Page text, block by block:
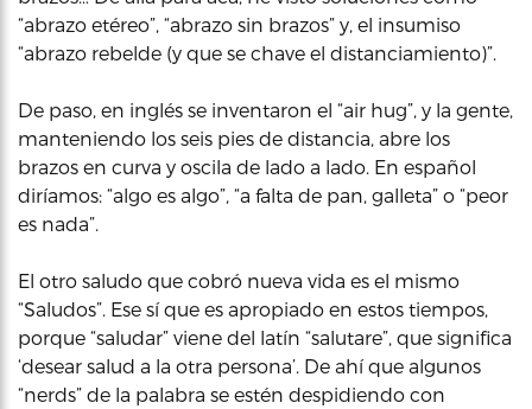
“abrazo etéreo”, “abrazo sin brazos” y, el insumiso
“abrazo rebelde (y que se chave el distanciamiento)”.
De paso, en inglés se inventaron el “air hug”, y la gente,
manteniendo los seis pies de distancia, abre los
brazos en curva y oscila de lado a lado. En español
diríamos: “algo es algo”, “a falta de pan, galleta” o “peor
es nada”.
El otro saludo que cobró nueva vida es el mismo
“Saludos”. Ese sí que es apropiado en estos tiempos,
porque “saludar” viene del latín “salutare”, que significa
‘desear salud a la otra persona’. De ahí que algunos
“nerds” de la palabra se estén despidiendo con